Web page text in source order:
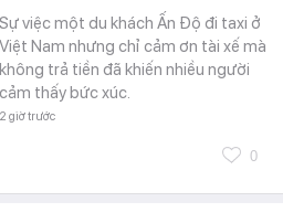
Sự việc một du khách Ấn Độ đi taxi ở
Việt Nam nhưng chỉ cảm ơn tài xế mà
không trả tiền đã khiến nhiều người
cảm thấy bức xúc.
2 giờ trước
0